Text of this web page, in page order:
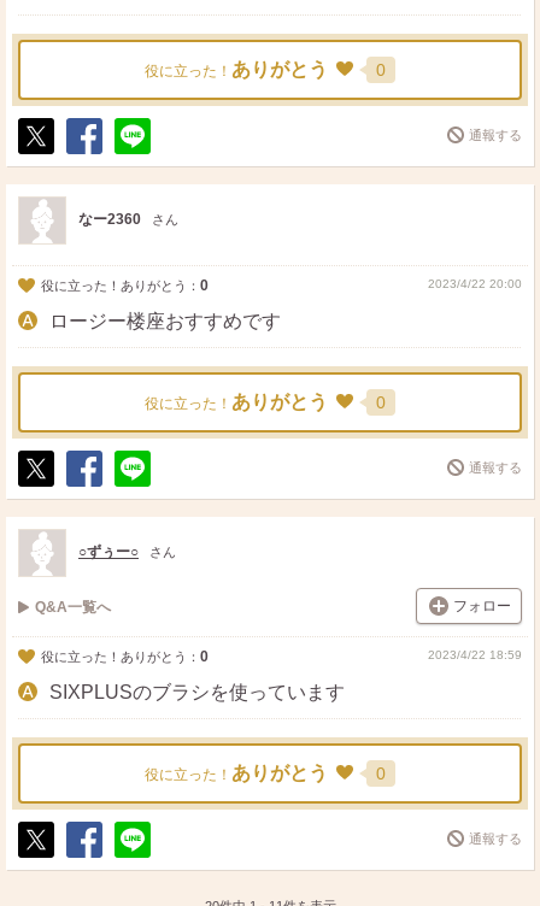
役に立った！ ありがとう 0
ポ
ス
ト
シ
ェ
送
る
通報する
なー2360 さん
役に立った！ありがとう： 0 2023/4/22 20:00
ロージー楼座おすすめです
役に立った！ ありがとう 0
ポ
ス
ト
シ
ェ
送
る
通報する
○ずぅー○ さん
Q&A一覧へ フォロー
役に立った！ありがとう： 0 2023/4/22 18:59
SIXPLUSのブラシを使っています
役に立った！ ありがとう 0
ポ
シ
送
通報する